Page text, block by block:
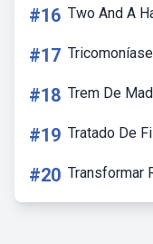
#16 Two And A
#17
#18 Trem De
#19 Tratado De
#20 Transformar